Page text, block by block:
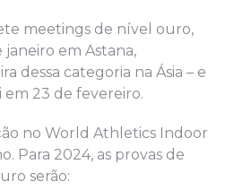
meetings de nível ouro,
em Astana,
dessa categoria na Ásia – e
23 de fevereiro.
no World Athletics Indoor
Para 2024, as provas de
serão: